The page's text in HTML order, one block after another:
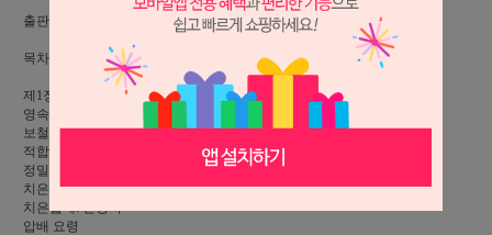
출판: 대한나래출판사
목차
제1장: 크라운 브릿지의 인상채득
영속성이 높은 보철치료를 지향하며
보철치료에 임하기 전 치주조직의 정비
적합이 좋은 보철물의 제작을 위해
정밀인상채득 원형=모형을 지향하며
치은압배: 형성시
치은압배: 인상시
압배 요령